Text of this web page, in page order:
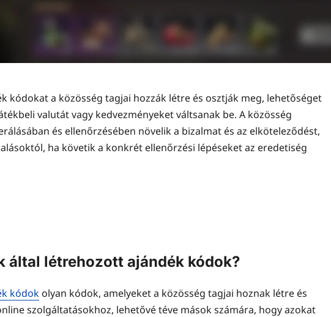
kódokat a közösség tagjai hozzák létre és osztják meg, lehetőséget
valutát vagy kedvezményeket váltsanak be. A közösség
és ellenőrzésében növelik a bizalmat és az elköteleződést,
ha követik a konkrét ellenőrzési lépéseket az eredetiség
által létrehozott ajándék kódok?
kódok olyan kódok, amelyeket a közösség tagjai hoznak létre és
szolgáltatásokhoz, lehetővé téve mások számára, hogy azokat